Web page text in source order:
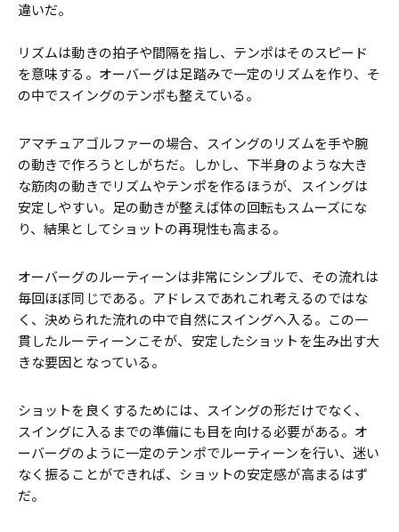
違いだ。
リズムは動きの拍子や間隔を指し、テンポはそのスピード
を意味する。オーバーグは足踏みで一定のリズムを作り、そ
の中でスイングのテンポも整えている。
アマチュアゴルファーの場合、スイングのリズムを手や腕
の動きで作ろうとしがちだ。しかし、下半身のような大き
な筋肉の動きでリズムやテンポを作るほうが、スイングは
安定しやすい。足の動きが整えば体の回転もスムーズにな
り、結果としてショットの再現性も高まる。
オーバーグのルーティーンは非常にシンプルで、その流れは
毎回ほぼ同じである。アドレスであれこれ考えるのではな
く、決められた流れの中で自然にスイングへ入る。この一
貫したルーティーンこそが、安定したショットを生み出す大
きな要因となっている。
ショットを良くするためには、スイングの形だけでなく、
スイングに入るまでの準備にも目を向ける必要がある。オ
ーバーグのように一定のテンポでルーティーンを行い、迷い
なく振ることができれば、ショットの安定感が高まるはず
だ。